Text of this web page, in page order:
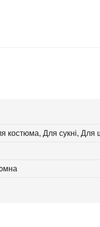
костюма, Для сукні, Для